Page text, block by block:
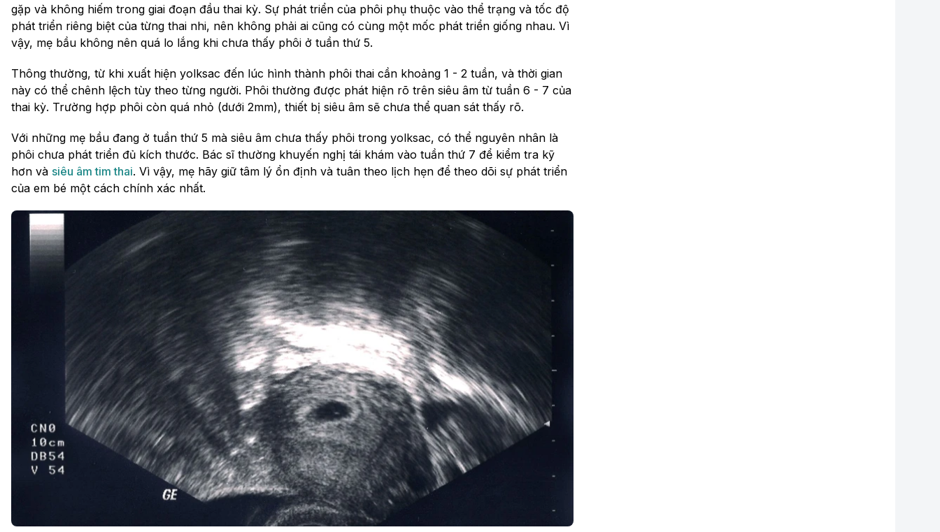
gặp và không hiếm trong giai đoạn đầu thai kỳ. Sự phát triển của phôi phụ thuộc vào thể trạng và tốc độ
phát triển riêng biệt của từng thai nhi, nên không phải ai cũng có cùng một mốc phát triển giống nhau. Vì
vậy, mẹ bầu không nên quá lo lắng khi chưa thấy phôi ở tuần thứ 5.
Thông thường, từ khi xuất hiện yolksac đến lúc hình thành phôi thai cần khoảng 1 - 2 tuần, và thời gian
này có thể chênh lệch tùy theo từng người. Phôi thường được phát hiện rõ trên siêu âm từ tuần 6 - 7 của
thai kỳ. Trường hợp phôi còn quá nhỏ (dưới 2mm), thiết bị siêu âm sẽ chưa thể quan sát thấy rõ.
Với những mẹ bầu đang ở tuần thứ 5 mà siêu âm chưa thấy phôi trong yolksac, có thể nguyên nhân là
phôi chưa phát triển đủ kích thước. Bác sĩ thường khuyến nghị tái khám vào tuần thứ 7 để kiểm tra kỹ
hơn và siêu âm tim thai. Vì vậy, mẹ hãy giữ tâm lý ổn định và tuân theo lịch hẹn để theo dõi sự phát triển
của em bé một cách chính xác nhất.